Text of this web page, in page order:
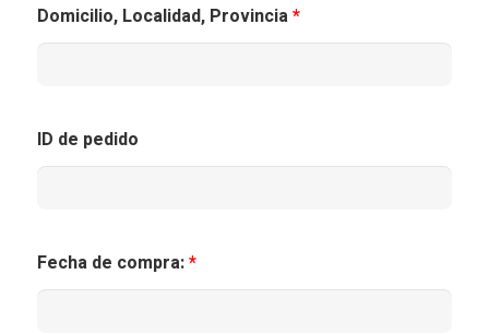
Domicilio, Localidad, Provincia*
ID de pedido
Fecha de compra:*